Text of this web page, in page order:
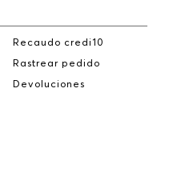
Recaudo credi10
Rastrear pedido
Devoluciones